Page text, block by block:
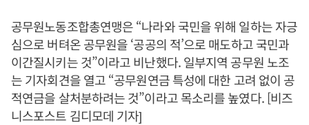
공무원노동조합총연맹은 “나라와 국민을 위해 일하는 자긍
심으로 버텨온 공무원을 ‘공공의 적’으로 매도하고 국민과
이간질시키는 것”이라고 비난했다. 일부지역 공무원 노조
는 기자회견을 열고 “공무원연금 특성에 대한 고려 없이 공
적연금을 살처분하려는 것”이라고 목소리를 높였다. [비즈
니스포스트 김디모데 기자]